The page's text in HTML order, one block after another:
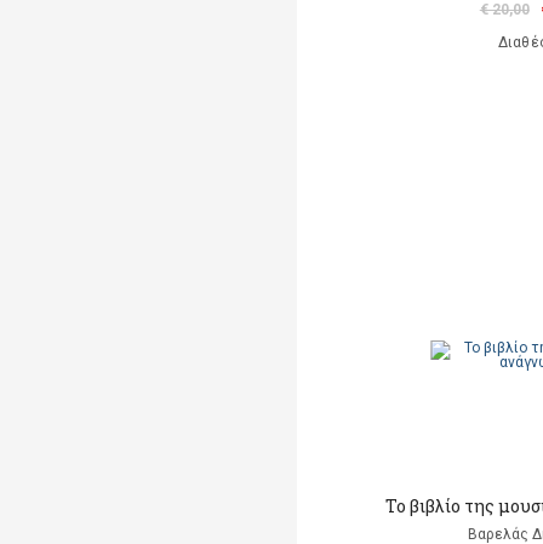
€ 20,00
Το βιβλίο της
Βαρελάς